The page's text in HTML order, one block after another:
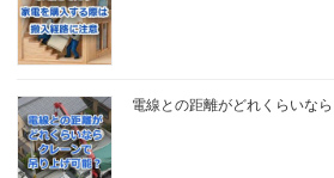
電線との距離がどれくらいな